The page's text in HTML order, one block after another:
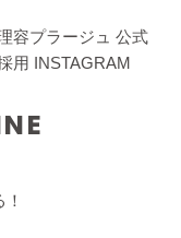
容プラージュ 公式
用 INSTAGRAM